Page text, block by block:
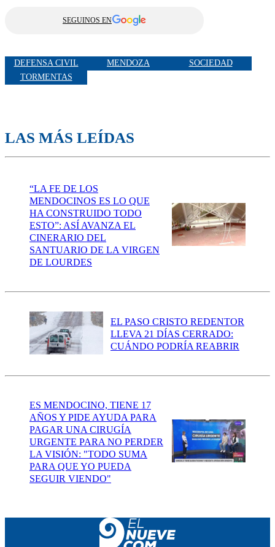
SEGUINOS EN
DEFENSA CIVIL MENDOZA
SOCIEDAD
TORMENTAS
LAS MÁS LEÍDAS
“LA FE DE LOS
MENDOCINOS ES LO QUE
HA CONSTRUIDO TODO
ESTO”: ASÍ AVANZA EL
CINERARIO DEL
SANTUARIO DE LA VIRGEN
DE LOURDES
EL PASO CRISTO REDENTOR
LLEVA 21 DÍAS CERRADO:
CUÁNDO PODRÍA REABRIR
ES MENDOCINO, TIENE 17
AÑOS Y PIDE AYUDA PARA
PAGAR UNA CIRUGÍA
URGENTE PARA NO PERDER
LA VISIÓN: "TODO SUMA
PARA QUE YO PUEDA
SEGUIR VIENDO"